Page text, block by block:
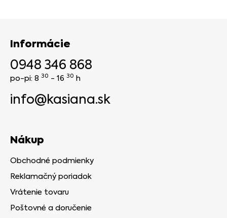
Informácie
0948 346 868
po-pi: 8 30 - 16 30 h
info@kasiana.sk
Nákup
Obchodné podmienky
Reklamačný poriadok
Vrátenie tovaru
Poštovné a doručenie